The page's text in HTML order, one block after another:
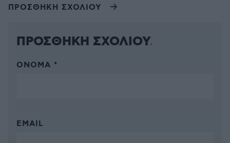
ΠΡΟΣΘΗΚΗ ΣΧΟΛΙΟΥ
ΠΡΟΣΘΗΚΗ ΣΧΟΛΙΟΥ
ΌΝΟΜΑ *
EMAIL